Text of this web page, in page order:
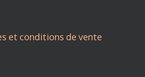
et conditions de vente